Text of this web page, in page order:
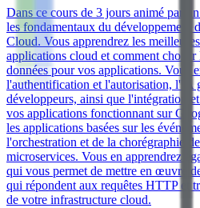
Dans ce cours de 3 jours animé par
les fondamentaux du développement
Cloud. Vous apprendrez les
applications cloud et comment choisir
données pour vos applications. Vous
l'authentification et l'autorisation, l'IA
développeurs, ainsi que l'intégration
vos applications fonctionnant sur
les applications basées sur les
l'orchestration et de la chorégraphie
microservices. Vous en apprendrez
qui vous permet de mettre en œuvre
qui répondent aux requêtes HTTP et
de votre infrastructure cloud.